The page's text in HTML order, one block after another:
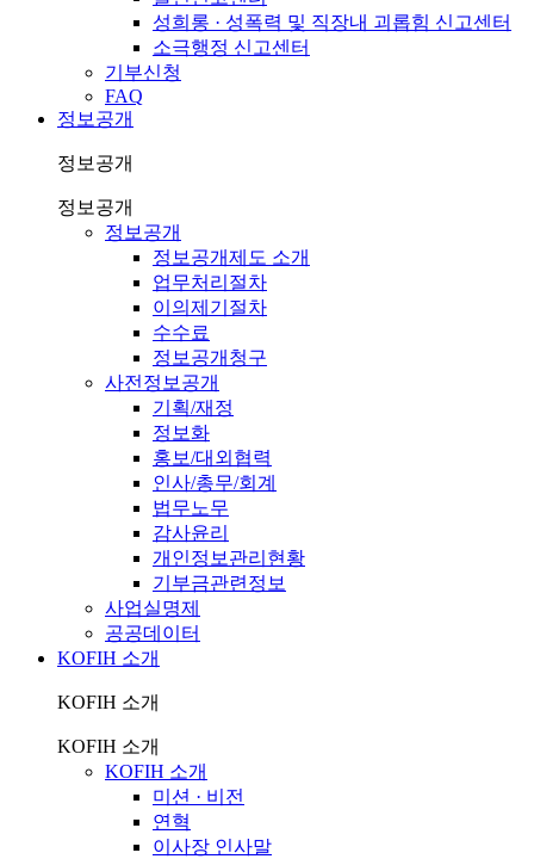
성희롱 · 성폭력 및 직장내 괴롭힘 신고센터
소극행정 신고센터
기부신청
FAQ
정보공개
정보공개
정보공개
정보공개
정보공개제도 소개
업무처리절차
이의제기절차
수수료
정보공개청구
사전정보공개
기획/재정
정보화
홍보/대외협력
인사/총무/회계
법무노무
감사윤리
개인정보관리현황
기부금관련정보
사업실명제
공공데이터
KOFIH 소개
KOFIH 소개
KOFIH 소개
KOFIH 소개
미션 · 비전
연혁
이사장 인사말